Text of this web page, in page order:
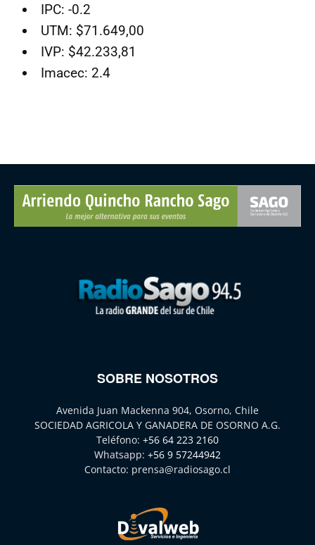
IPC: -0.2
UTM: $71.649,00
IVP: $42.233,81
Imacec: 2.4
SOBRE NOSOTROS
Avenida Juan Mackenna 904, Osorno, Chile
SOCIEDAD AGRICOLA Y GANADERA DE OSORNO A.G.
Teléfono: +56 64 223 2160
Whatsapp: +56 9 57244942
Contacto: prensa@radiosago.cl